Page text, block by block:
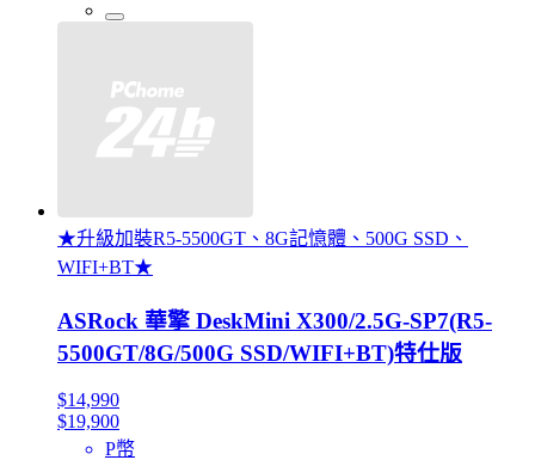
★升級加裝R5-5500GT、8G記憶體、500G SSD、
WIFI+BT★
ASRock 華擎 DeskMini X300/2.5G-SP7(R5-
5500GT/8G/500G SSD/WIFI+BT)特仕版
$14,990
$19,900
P幣